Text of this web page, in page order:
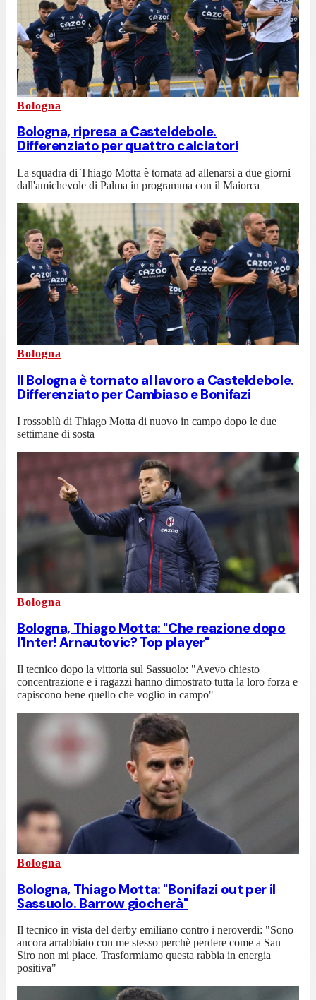
Bologna
Bologna, ripresa a Casteldebole.
Differenziato per quattro calciatori
La squadra di Thiago Motta è tornata ad allenarsi a due giorni
dall'amichevole di Palma in programma con il Maiorca
Bologna
Il Bologna è tornato al lavoro a Casteldebole.
Differenziato per Cambiaso e Bonifazi
I rossoblù di Thiago Motta di nuovo in campo dopo le due
settimane di sosta
Bologna
Bologna, Thiago Motta: "Che reazione dopo
l'Inter! Arnautovic? Top player"
Il tecnico dopo la vittoria sul Sassuolo: "Avevo chiesto
concentrazione e i ragazzi hanno dimostrato tutta la loro forza e
capiscono bene quello che voglio in campo"
Bologna
Bologna, Thiago Motta: "Bonifazi out per il
Sassuolo. Barrow giocherà"
Il tecnico in vista del derby emiliano contro i neroverdi: "Sono
ancora arrabbiato con me stesso perchè perdere come a San
Siro non mi piace. Trasformiamo questa rabbia in energia
positiva"